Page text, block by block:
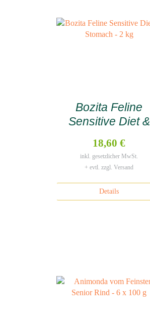
Bozita Feline
Sensitive Diet &
18,60 €
inkl. gesetzlicher MwSt.
+ evtl. zzgl. Versand
Details